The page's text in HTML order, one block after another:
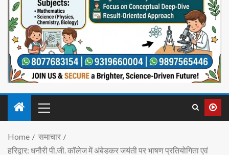
Home
समाचार
हरिद्वार: धनौरी पी.जी. कॉलेज में अंबेडकर जयंती पर भाषण प्रतियोगिता एवं